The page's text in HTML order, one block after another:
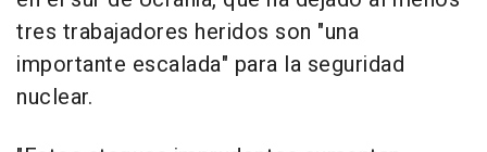
tres trabajadores heridos son "una
importante escalada" para la seguridad
nuclear.